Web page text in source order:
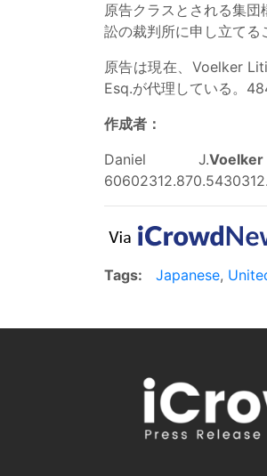
原告クラスとされる集
訟の裁判所に申し立てる
原告は現在、Voelker
Esq.が代理している。
作成者：
Daniel J.
Tags: Japanese,